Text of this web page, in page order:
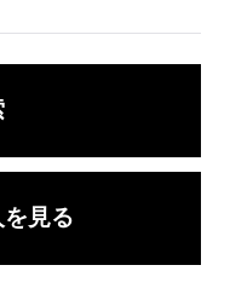
見る